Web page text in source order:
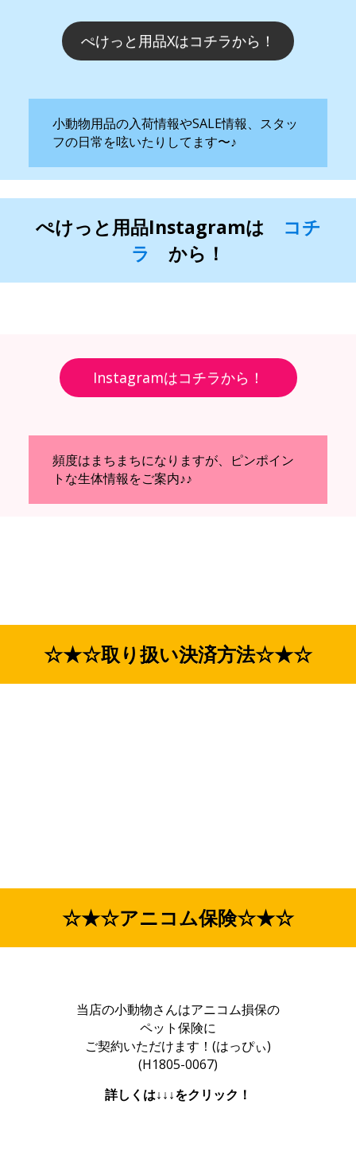
ぺけっと用品Xはコチラから！
小動物用品の入荷情報やSALE情報、スタッ
フの日常を呟いたりしてます〜♪
ぺけっと用品Instagramは
コチ
ラ から！
Instagramはコチラから！
頻度はまちまちになりますが、ピンポイン
トな生体情報をご案内♪♪
☆★☆取り扱い決済方法☆★☆
☆★☆アニコム保険☆★☆
当店の小動物さんはアニコム損保の
ペット保険に
ご契約いただけます！(はっぴぃ)
(H1805-0067)
詳しくは↓↓↓をクリック！